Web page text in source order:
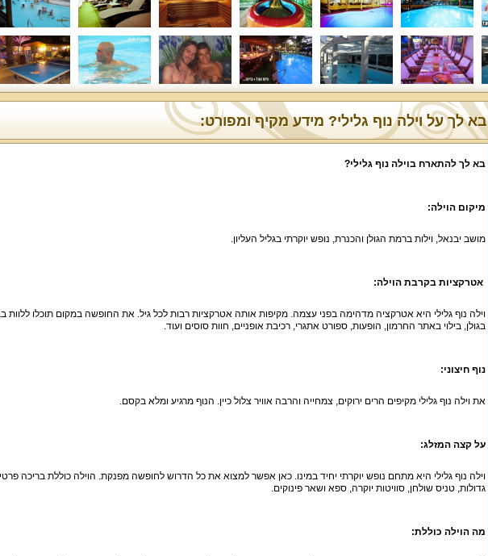
בא לך על וילה נוף גלילי? מידע מקיף ומפורט:
בא לך להתארח בוילה נוף גלילי?
מיקום הוילה:
מושב יבנאל, וילות ברמת הגולן והכנרת, נופש יוקרתי בגליל העליון.
אטרקציות בקרבת הוילה:
וילה נוף גלילי היא אטרקציה מדהימה בפני עצמה. מקיפות אותה אטרקציות רבות לכל גיל. את החופשה במקום תוכלו ללוות
בגולן, בילוי באתר החרמון, הופעות, ספורט אתגרי, רכיבת אופניים, חוות סוסים ועוד.
נוף חיצוני:
את וילה נוף גלילי מקיפים הרים ירוקים, צמחייה והרבה אוויר צלול כיין. הנוף מרגיע ומלא בקסם.
על קצה המזלג:
וילה נוף גלילי היא מתחם נופש יוקרתי יחיד במינו. כאן אפשר למצוא את כל הדרוש לחופשה מפנקת. הוילה כוללת בריכה
גדולות, טניס שולחן, סוויטות יוקרה, ספא ושאר פינוקים.
מה הוילה כוללת: